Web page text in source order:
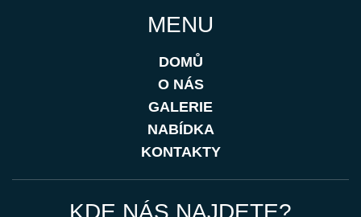
MENU
DOMŮ
O NÁS
GALERIE
NABÍDKA
KONTAKTY
KDE NÁS NAJDETE?